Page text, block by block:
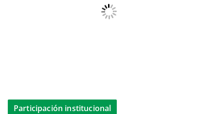
Participación institucional